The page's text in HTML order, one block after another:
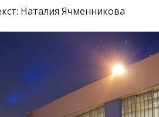
Наталия Ячменникова